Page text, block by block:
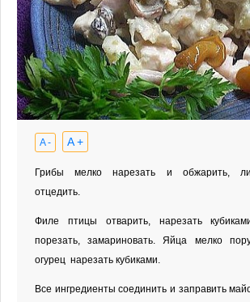
A - A +
Грибы мелко нарезать и обжарить,
отцедить.
Филе птицы отварить, нарезать
порезать, замариновать. Яйца мелко
огурец нарезать кубиками.
Все ингредиенты соединить и заправить